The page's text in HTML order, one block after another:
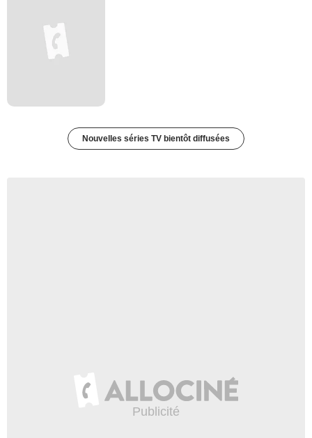
Nouvelles séries TV bientôt diffusées